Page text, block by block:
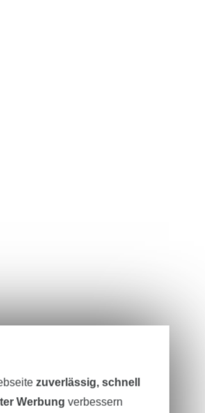
zuverlässig, schnell
Werbung verbessern